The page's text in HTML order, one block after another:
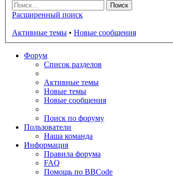
Расширенный поиск
Активные темы • Новые сообщения
Форум
Список разделов
Активные темы
Новые темы
Новые сообщения
Поиск по форуму
Пользователи
Наша команда
Информация
Правила форума
FAQ
Помощь по BBCode